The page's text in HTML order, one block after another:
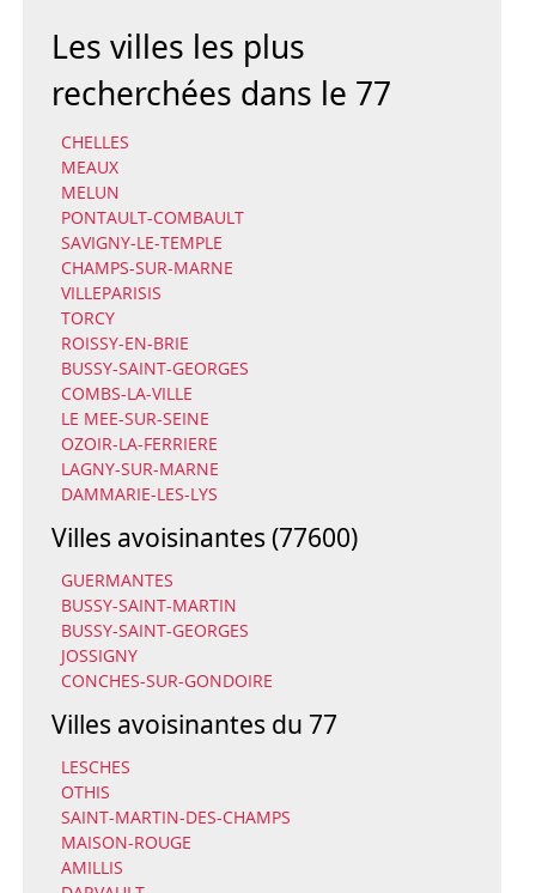
Les villes les plus
recherchées dans le 77
CHELLES
MEAUX
MELUN
PONTAULT-COMBAULT
SAVIGNY-LE-TEMPLE
CHAMPS-SUR-MARNE
VILLEPARISIS
TORCY
ROISSY-EN-BRIE
BUSSY-SAINT-GEORGES
COMBS-LA-VILLE
LE MEE-SUR-SEINE
OZOIR-LA-FERRIERE
LAGNY-SUR-MARNE
DAMMARIE-LES-LYS
Villes avoisinantes (77600)
GUERMANTES
BUSSY-SAINT-MARTIN
BUSSY-SAINT-GEORGES
JOSSIGNY
CONCHES-SUR-GONDOIRE
Villes avoisinantes du 77
LESCHES
OTHIS
SAINT-MARTIN-DES-CHAMPS
MAISON-ROUGE
AMILLIS